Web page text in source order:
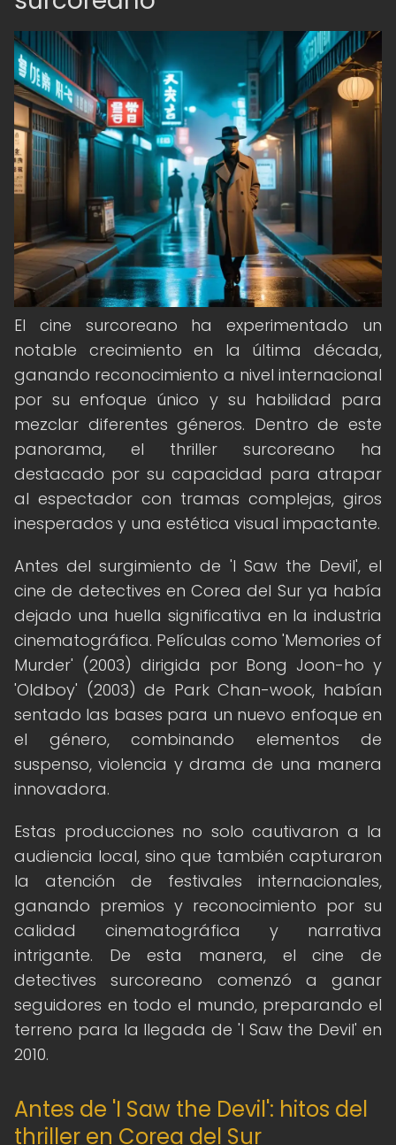
El cine surcoreano ha experimentado un
notable crecimiento en la última década,
ganando reconocimiento a nivel internacional
por su enfoque único y su habilidad para
mezclar diferentes géneros. Dentro de este
panorama, el thriller surcoreano ha
destacado por su capacidad para atrapar
al espectador con tramas complejas, giros
inesperados y una estética visual impactante.
Antes del surgimiento de 'I Saw the Devil', el
cine de detectives en Corea del Sur ya había
dejado una huella significativa en la industria
cinematográfica. Películas como 'Memories of
Murder' (2003) dirigida por Bong Joon-ho y
'Oldboy' (2003) de Park Chan-wook, habían
sentado las bases para un nuevo enfoque en
el género, combinando elementos de
suspenso, violencia y drama de una manera
innovadora.
Estas producciones no solo cautivaron a la
audiencia local, sino que también capturaron
la atención de festivales internacionales,
ganando premios y reconocimiento por su
calidad cinematográfica y narrativa
intrigante. De esta manera, el cine de
detectives surcoreano comenzó a ganar
seguidores en todo el mundo, preparando el
terreno para la llegada de 'I Saw the Devil' en
2010.
Antes de 'I Saw the Devil': hitos del
thriller en Corea del Sur